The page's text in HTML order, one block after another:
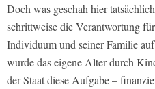
Doch was geschah hier
schrittweise die Verantwortung
Individuum und seiner Familie
wurde das eigene Alter durch
der Staat diese Aufgabe –